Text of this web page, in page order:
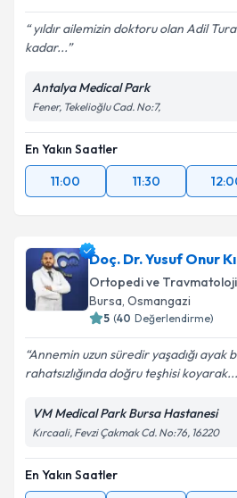
yıldır ailemizin doktoru olan Adil
kadar...
Antalya Medical Park
Fener, Tekelioğlu Cad. No:7,
En Yakın Saatler
11:00
11:30
Doç. Dr. Yusuf Onur
Ortopedi ve Travmatoloji
Bursa, Osmangazi
5 (40 Değerlendirme)
Annemin uzun süredir yaşadığı ayak
rahatsızlığında doğru teşhisi koyarak...
VM Medical Park Bursa Hastanesi
Kırcaali, Fevzi Çakmak Cd. No:76, 16220
En Yakın Saatler